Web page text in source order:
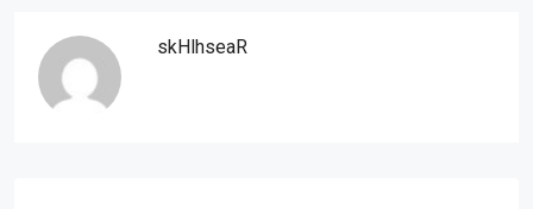
skHlhseaR